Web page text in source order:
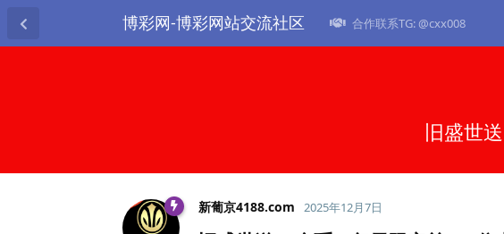
博彩网-博彩网站交流社区 合作联系TG: @cxx008
旧盛世
新葡京4188.​com 2025年12月7日